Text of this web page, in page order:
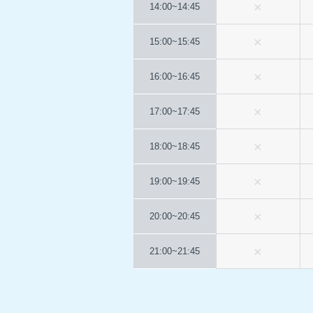
14:00~14:45
15:00~15:45
16:00~16:45
17:00~17:45
18:00~18:45
19:00~19:45
20:00~20:45
21:00~21:45